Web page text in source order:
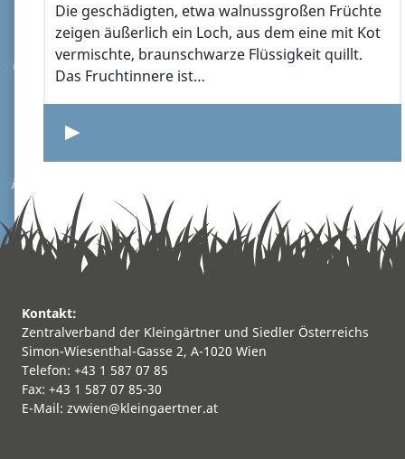
Die geschädigten, etwa walnussgroßen Früchte
zeigen äußerlich ein Loch, aus dem eine mit Kot
vermischte, braunschwarze Flüssigkeit quillt.
Das Fruchtinnere ist…
Kontakt:
Zentralverband der Kleingärtner und Siedler Österreichs
Simon-Wiesenthal-Gasse 2, A-1020 Wien
Telefon: +43 1 587 07 85
Fax: +43 1 587 07 85-30
E-Mail: zvwien@kleingaertner.at